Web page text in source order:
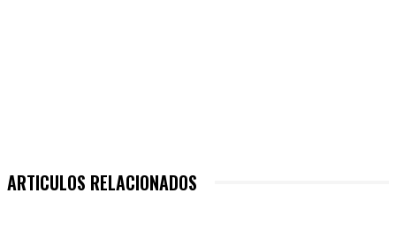
ARTICULOS RELACIONADOS